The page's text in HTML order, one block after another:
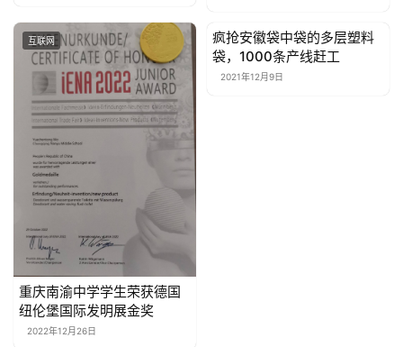
互联网
重庆南渝中学学生荣获德国
纽伦堡国际发明展金奖
2022年12月26日
互联网
疯抢安徽袋中袋的多层塑料
袋，1000条产线赶工
2021年12月9日